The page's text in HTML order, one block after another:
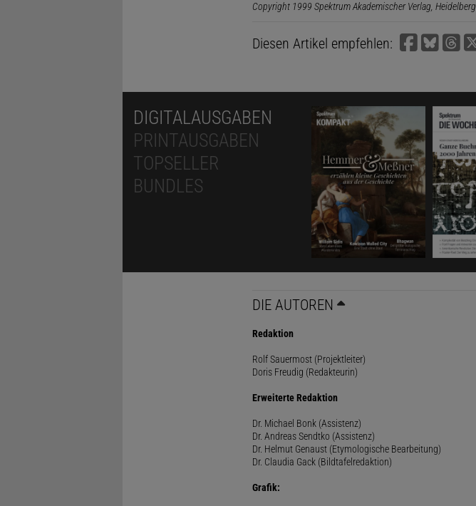
Copyright 1999 Spektrum Akademischer Verlag, Heidelberg
Diesen Artikel empfehlen:
DIGITALAUSGABEN
PRINTAUSGABEN
TOPSELLER
BUNDLES
DIE AUTOREN
Redaktion
Rolf Sauermost (Projektleiter)
Doris Freudig (Redakteurin)
Erweiterte Redaktion
Dr. Michael Bonk (Assistenz)
Dr. Andreas Sendtko (Assistenz)
Dr. Helmut Genaust (Etymologische Bearbeitung)
Dr. Claudia Gack (Bildtafelredaktion)
Grafik: